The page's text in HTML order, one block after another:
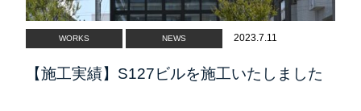
WORKS NEWS 2023.7.11
【施工実績】S127ビルを施工いたしました